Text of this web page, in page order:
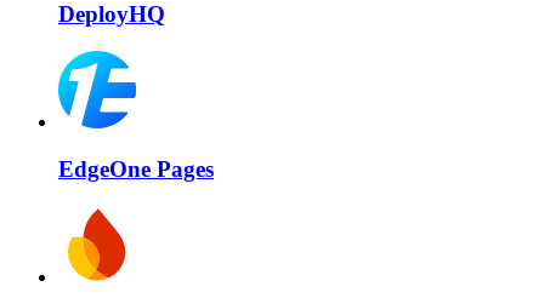
DeployHQ
EdgeOne Pages